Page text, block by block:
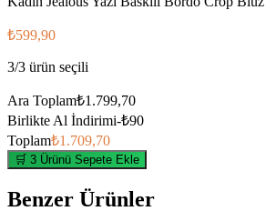
₺599,90
3/3 ürün seçili
Ara Toplam₺1.799,70
Birlikte Al İndirimi-₺90
Toplam₺1.709,70
🛒 3 Ürünü Sepete Ekle
Benzer Ürünler